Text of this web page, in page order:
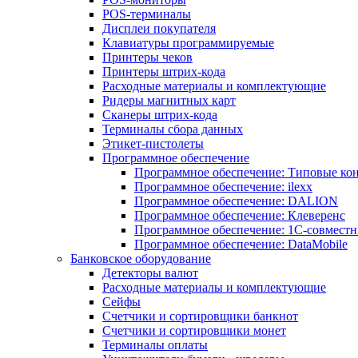
POS-терминалы
Дисплеи покупателя
Клавиатуры программируемые
Принтеры чеков
Принтеры штрих-кода
Расходные материалы и комплектующие
Ридеры магнитных карт
Сканеры штрих-кода
Терминалы сбора данных
Этикет-пистолеты
Программное обеспечение
Программное обеспечение: Типовые
Программное обеспечение: ilexx
Программное обеспечение: DALION
Программное обеспечение: Клеверенс
Программное обеспечение: 1С-
Программное обеспечение: DataMobile
Банковское оборудование
Детекторы валют
Расходные материалы и комплектующие
Сейфы
Счетчики и сортировщики банкнот
Счетчики и сортировщики монет
Терминалы оплаты